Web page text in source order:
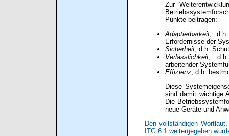
Zur
Punkte beitragen:
Adaptierbarkeit, d.h.
Erfordernisse der
Sicherheit, d.h.
Verlässlichkeit, d.h.
arbeitender
Effizienz, d.h.
Diese
sind damit wichtige
Die
neue Geräte und
Den vollständigen
ITG 6.1 weitergegeben